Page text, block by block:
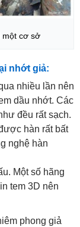
một cơ sở
nhớt giả:
nhiều lần nên
dầu nhớt. Các
đều rất sạch.
hàn rất bất
nghệ hàn
Một số hãng
tem 3D nên
phong giả